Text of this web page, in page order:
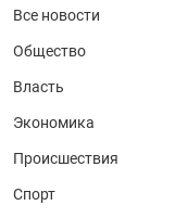
Все новости
Общество
Власть
Экономика
Происшествия
Спорт